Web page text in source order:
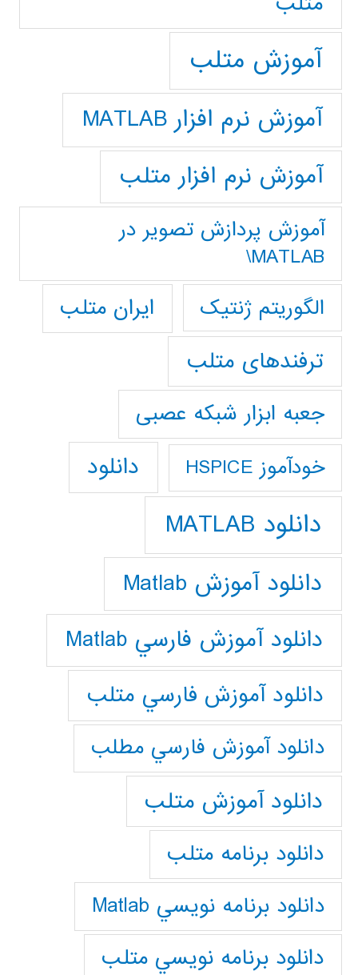
آموزش متلب
آموزش نرم افزار MATLAB
آموزش نرم افزار متلب
آموزش پردازش تصوير در
MATLAB\
الگوریتم ژنتیک
ایران متلب
ترفندهای متلب
جعبه ابزار شبکه عصبی
خودآموز HSPICE دانلود
دانلود MATLAB
دانلود آموزش Matlab
دانلود آموزش فارسي Matlab
دانلود آموزش فارسي متلب
دانلود آموزش فارسي مطلب
دانلود آموزش متلب
دانلود برنامه متلب
دانلود برنامه نويسي Matlab
دانلود برنامه نويسي متلب